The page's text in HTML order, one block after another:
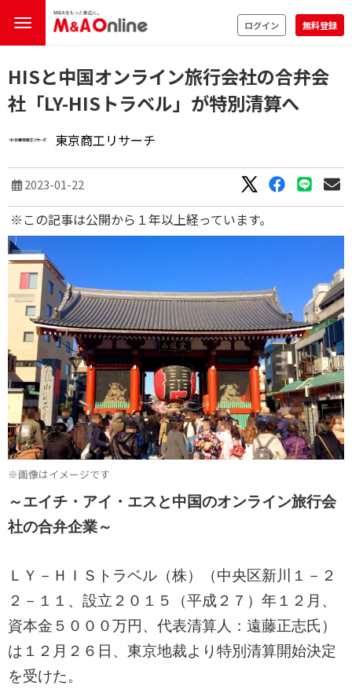
ログイン 無料登録
HISと中国オンライン旅行会社の合弁会
社「LY-HISトラベル」が特別清算へ
東京商工リサーチ
2023-01-22
※この記事は公開から１年以上経っています。
※画像はイメージです
～エイチ・アイ・エスと中国のオンライン旅行会
社の合弁企業～
ＬＹ－ＨＩＳトラベル（株）（中央区新川１－２
２－１１、設立２０１５（平成２７）年１２月、
資本金５０００万円、代表清算人：遠藤正志氏）
は１２月２６日、東京地裁より特別清算開始決定
を受けた。